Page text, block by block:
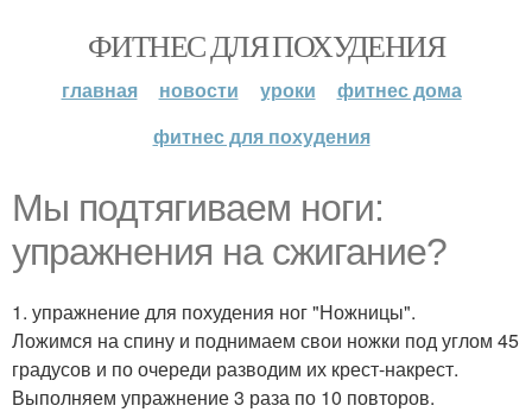
ФИТНЕС ДЛЯ ПОХУДЕНИЯ
главная новости уроки
фитнес дома
фитнес для похудения
Мы подтягиваем ноги:
упражнения на сжигание?
1. упражнение для похудения ног "Ножницы".
Ложимся на спину и поднимаем свои ножки под углом 45
градусов и по очереди разводим их крест-накрест.
Выполняем упражнение 3 раза по 10 повторов.